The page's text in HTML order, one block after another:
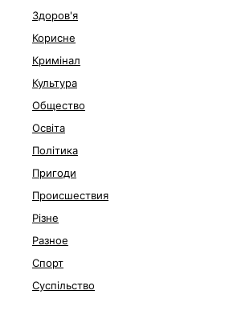
Здоров'я
Корисне
Кримінал
Культура
Общество
Освіта
Політика
Пригоди
Происшествия
Різне
Разное
Спорт
Суспільство